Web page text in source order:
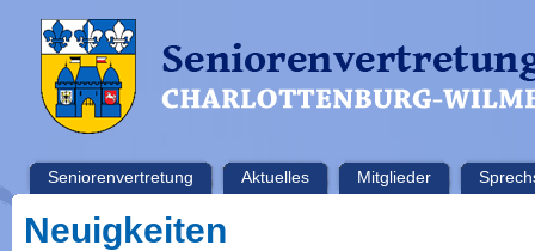
Seniorenvertretung Aktuelles Mitglieder
Neuigkeiten